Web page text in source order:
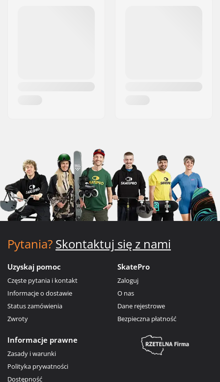
Pytania? Skontaktuj się z nami
Uzyskaj pomoc
Częste pytania i kontakt
Informacje o dostawie
Status zamówienia
Zwroty
SkatePro
Zaloguj
O nas
Dane rejestrowe
Bezpieczna płatność
Informacje prawne
Zasady i warunki
Polityka prywatności
Dostępność